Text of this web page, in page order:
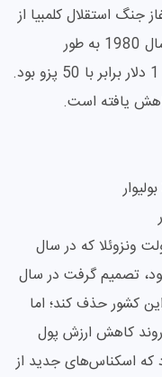
اولین بار در سال 1810 با آغاز جنگ استقلال کلمبیا از
اسپانیا معرفی شد. کاهش ارزش پزو از سال 1980 به طور
چشمگیری افزایش یافته است؛ زمانی که 1 دلار برابر با 50 پزو بود.
ونزوئلا که در سال
بود، تصمیم گرفت در سال
این کشور حذف کند؛ اما
روند کاهش ارزش پول
اعلام کرد که اسکناس‌های جدید از